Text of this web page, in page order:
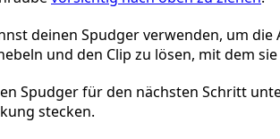
deinen Spudger verwenden, um die
und den Clip zu lösen, mit dem
Spudger für den nächsten Schritt
stecken.